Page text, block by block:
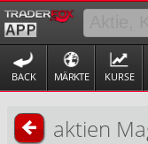
BACK MÄRKTE KURSE
aktien